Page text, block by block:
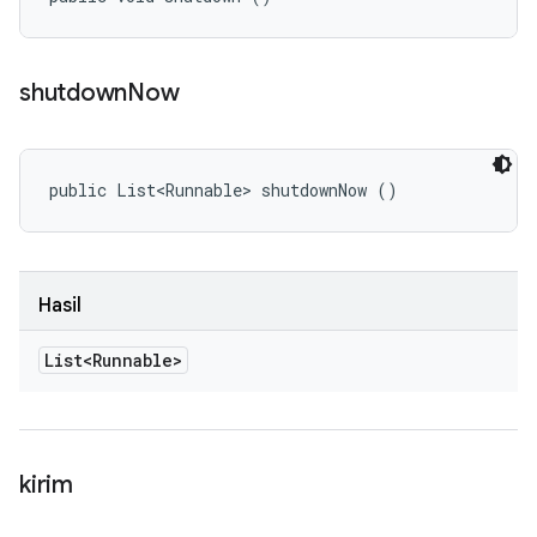
shutdownNow
public List<Runnable> shutdownNow ()
Hasil
List<Runnable>
kirim